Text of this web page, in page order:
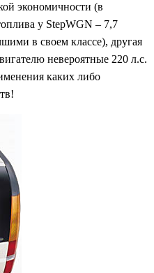
экономичности (в
у StepWGN – 7,7
в своем классе), другая
невероятные 220 л.с.
каких либо